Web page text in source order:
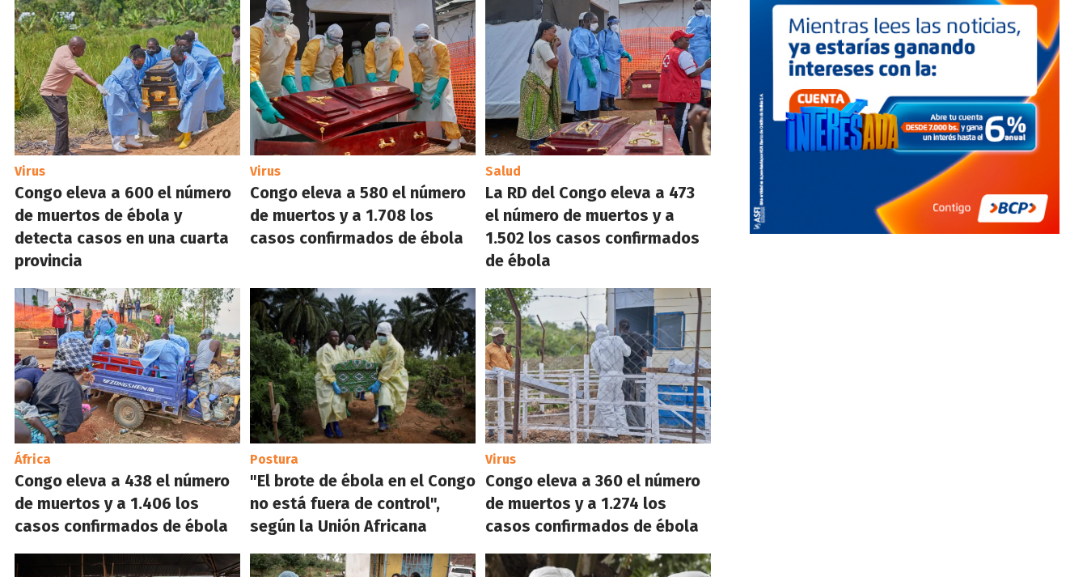
Virus
Congo eleva a 600 el número
de muertos de ébola y
detecta casos en una cuarta
provincia
Virus
Congo eleva a 580 el número
de muertos y a 1.708 los
casos confirmados de ébola
Salud
La RD del Congo eleva a 473
el número de muertos y a
1.502 los casos confirmados
de ébola
África
Congo eleva a 438 el número
de muertos y a 1.406 los
casos confirmados de ébola
Postura
"El brote de ébola en el Congo
no está fuera de control",
según la Unión Africana
Virus
Congo eleva a 360 el número
de muertos y a 1.274 los
casos confirmados de ébola